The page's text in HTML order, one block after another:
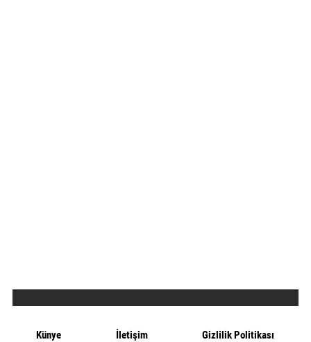
Künye İletişim Gizlilik Politikası